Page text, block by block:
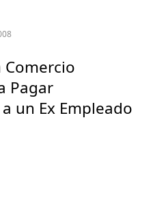
Comercio
Pagar
un Ex Empleado